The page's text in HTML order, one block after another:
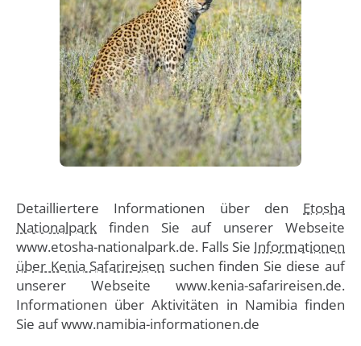
Detailliertere Informationen über den Etosha
Nationalpark finden Sie auf unserer Webseite
www.etosha-nationalpark.de. Falls Sie Informationen
über Kenia Safarireisen suchen finden Sie diese auf
unserer Webseite www.kenia-safarireisen.de.
Informationen über Aktivitäten in Namibia finden
Sie auf www.namibia-informationen.de